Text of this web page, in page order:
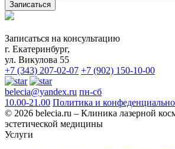
Записаться на консультацию
г. Екатеринбург,
ул. Викулова 55
+7 (343) 207-02-07 +7 (902) 150-10-00
belecia@yandex.ru пн-сб
10.00-21.00 Политика и
© 2026 belecia.ru – Клиника лазерной
эстетической медицины
Услуги